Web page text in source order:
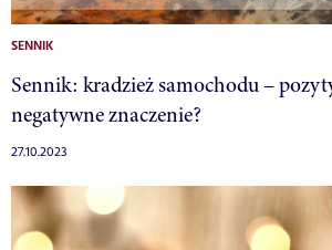
SENNIK
Sennik: kradzież samochodu –
negatywne znaczenie?
27.10.2023